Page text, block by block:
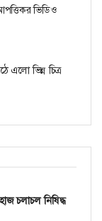
ভিডিও
এলো ভিন্ন চিত্র
চলাচল নিষিদ্ধ